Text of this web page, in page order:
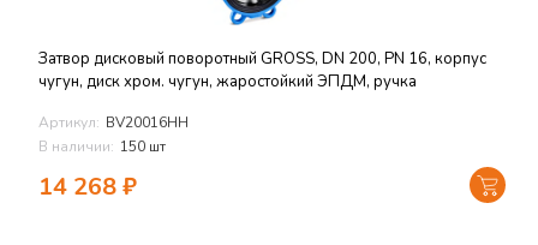
Затвор дисковый поворотный GROSS, DN 200, PN 16, корпус
чугун, диск хром. чугун, жаростойкий ЭПДМ, ручка
Артикул: BV20016HH
В наличии: 150 шт
14 268₽